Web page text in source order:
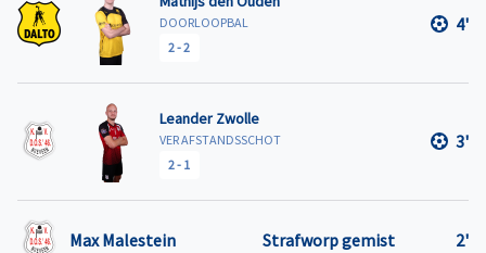
DOORLOOPBAL
2-2
4'
Leander Zwolle
VER AFSTANDSSCHOT
2- 1
3'
Max Malestein Strafworp gemist 2'